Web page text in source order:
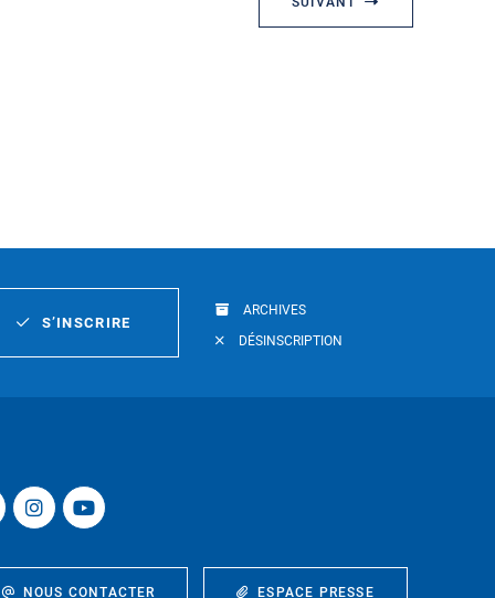
S’INSCRIRE
ARCHIVES
DÉSINSCRIPTION
NOUS CONTACTER ESPACE PRESSE